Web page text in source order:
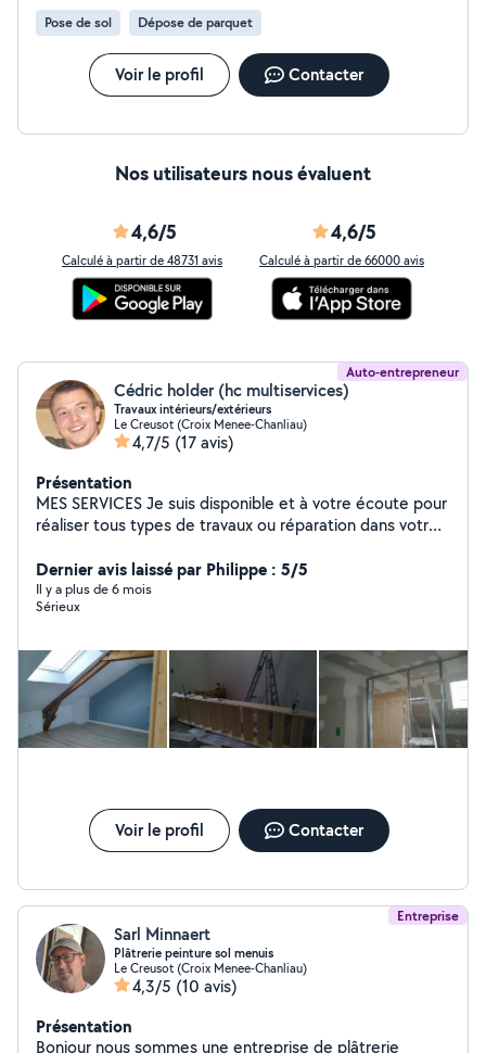
Menuiserie & cuisine : installation de portes, fenêtres,
aménagement, pose de cuisines et dressing Avec un
service sur-mesure et un engagement de qualité, nous
transformons vos espaces selon vos envies.
Pose de sol Dépose de parquet
Voir le profil Contacter
Nos utilisateurs nous évaluent
4,6/5
Calculé à partir de 48731 avis
4,6/5
Calculé à partir de 66000 avis
Auto-entrepreneur
Cédric holder (hc multiservices)
Travaux intérieurs/extérieurs
Le Creusot (Croix Menee-Chanliau)
4,7/5 (17 avis)
Présentation
MES SERVICES Je suis disponible et à votre écoute pour
réaliser tous types de travaux ou réparation dans votre
que vous ne voulez/pouvez pas exécuter vous-même.
J'étudierai avec vous le projet et nous déciderons
ensemble de sa réalisation Possibilité de bénéficier du
Location matériel
Dernier avis laissé par Philippe : 5/5
Il y a plus de 6 mois
Sérieux
Voir le profil Contacter
Entreprise
Sarl Minnaert
Plâtrerie peinture sol menuis
Le Creusot (Croix Menee-Chanliau)
4,3/5 (10 avis)
Présentation
Bonjour nous sommes une entreprise de plâtrerie